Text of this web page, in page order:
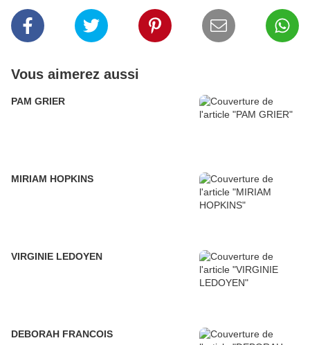
Vous aimerez aussi
PAM GRIER
MIRIAM HOPKINS
VIRGINIE LEDOYEN
DEBORAH FRANCOIS